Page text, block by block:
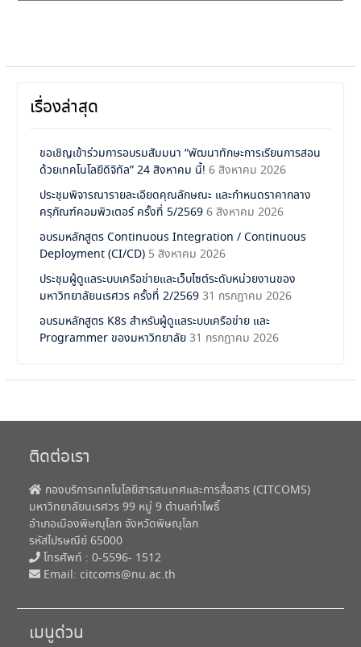
เรื่องล่าสุด
ขอเชิญเข้าร่วมการอบรมสัมมนา “พัฒนาทักษะการเรียนการสอน
ด้วยเทคโนโลยีดิจิทัล” 24 สิงหาคม นี้! 6 สิงหาคม 2026
ประชุมพิจารณารายละเอียดคุณลักษณะ และกำหนดราคากลาง
ครุภัณฑ์คอมพิวเตอร์ ครั้งที่ 5/2569 6 สิงหาคม 2026
อบรมหลักสูตร Continuous Integration / Continuous
Deployment (CI/CD) 5 สิงหาคม 2026
ประชุมผู้ดูแลระบบเครือข่ายและเว็บไซต์ระดับหน่วยงานของ
มหาวิทยาลัยนเรศวร ครั้งที่ 2/2569 31 กรกฎาคม 2026
อบรมหลักสูตร K8s สำหรับผู้ดูแลระบบเครือข่าย และ
Programmer ของมหาวิทยาลัย 31 กรกฎาคม 2026
ติดต่อเรา
กองบริการเทคโนโลยีสารสนเทศและการสื่อสาร (CITCOMS)
มหาวิทยาลัยนเรศวร 99 หมู่ 9 ตำบลท่าโพธิ์
อำเภอเมืองพิษณุโลก จังหวัดพิษณุโลก
รหัสไปรษณีย์ 65000
โทรศัพท์ : 0-5596- 1512
Email: citcoms@nu.ac.th
เมนูด่วน